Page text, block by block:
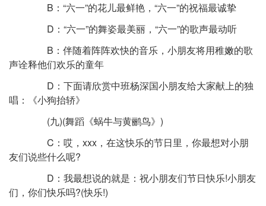
B：“六一”的花儿最鲜艳，“六一”的祝福最诚挚
D：“六一”的舞姿最美丽，“六一”的歌声最动听
B：伴随着阵阵欢快的音乐，小朋友将用稚嫩的歌
声诠释他们欢乐的童年
D：下面请欣赏中班杨深国小朋友给大家献上的独
唱：《小狗抬轿》
(九)(舞蹈《蜗牛与黄鹂鸟》)
C：哎，xxx，在这快乐的节日里，你最想对小朋
友们说些什么呢?
D：我最想说的就是：祝小朋友们节日快乐!小朋友
们，你们快乐吗?(快乐!)